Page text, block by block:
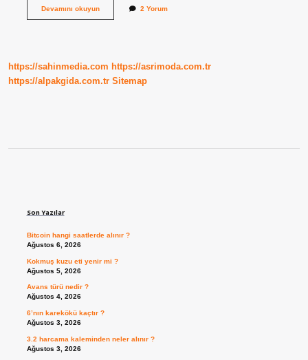
Devamını okuyun1
Mü
2 Yorum
https://sahinmedia.com https://asrimoda.com.tr
https://alpakgida.com.tr Sitemap
Son Yazılar
Bitcoin hangi saatlerde alınır ?
Ağustos 6, 2026
Kokmuş kuzu eti yenir mi ?
Ağustos 5, 2026
Avans türü nedir ?
Ağustos 4, 2026
6’nın karekökü kaçtır ?
Ağustos 3, 2026
3.2 harcama kaleminden neler alınır ?
Ağustos 3, 2026